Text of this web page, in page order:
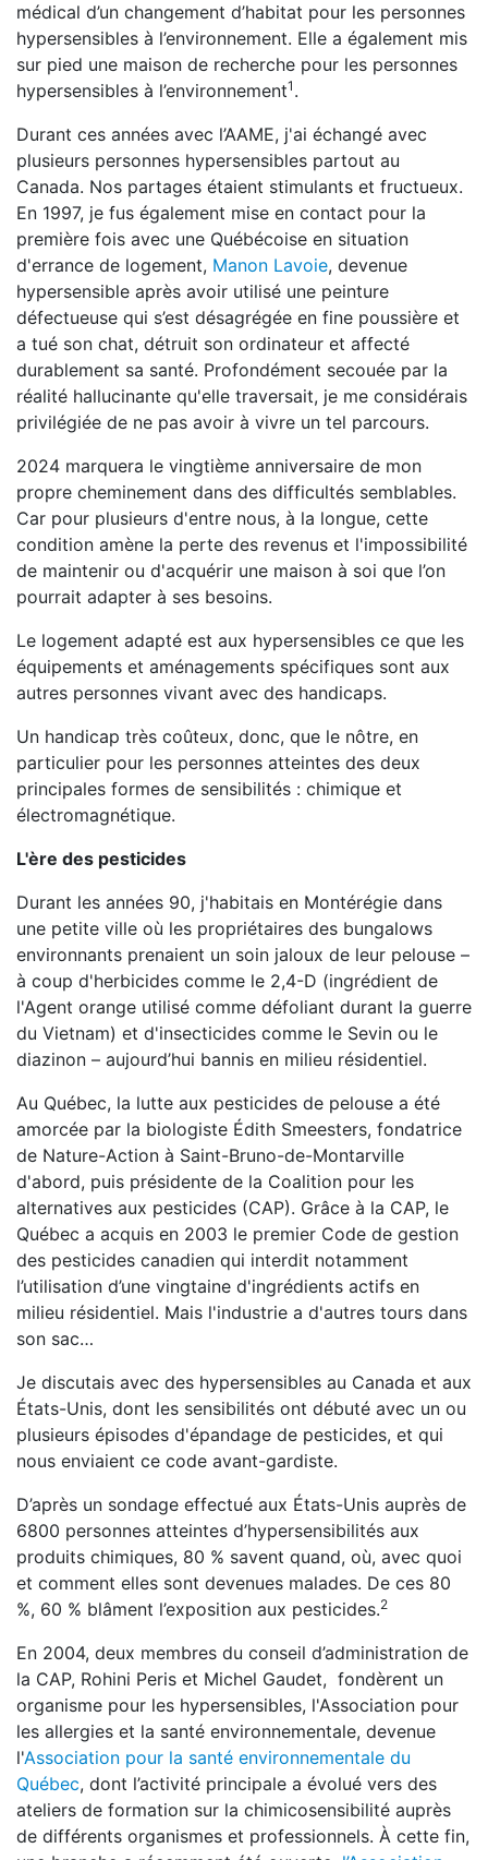
médical d’un changement d’habitat pour les personnes
hypersensibles à l’environnement. Elle a également mis
sur pied une maison de recherche pour les personnes
hypersensibles à l’environnement1 .
Durant ces années avec l’AAME, j'ai échangé avec
plusieurs personnes hypersensibles partout au
Canada. Nos partages étaient stimulants et fructueux.
En 1997, je fus également mise en contact pour la
première fois avec une Québécoise en situation
d'errance de logement, Manon Lavoie, devenue
hypersensible après avoir utilisé une peinture
défectueuse qui s’est désagrégée en fine poussière et
a tué son chat, détruit son ordinateur et affecté
durablement sa santé. Profondément secouée par la
réalité hallucinante qu'elle traversait, je me considérais
privilégiée de ne pas avoir à vivre un tel parcours.
2024 marquera le vingtième anniversaire de mon
propre cheminement dans des difficultés semblables.
Car pour plusieurs d'entre nous, à la longue, cette
condition amène la perte des revenus et l'impossibilité
de maintenir ou d'acquérir une maison à soi que l’on
pourrait adapter à ses besoins.
Le logement adapté est aux hypersensibles ce que les
équipements et aménagements spécifiques sont aux
autres personnes vivant avec des handicaps.
Un handicap très coûteux, donc, que le nôtre, en
particulier pour les personnes atteintes des deux
principales formes de sensibilités : chimique et
électromagnétique.
L'ère des pesticides
Durant les années 90, j'habitais en Montérégie dans
une petite ville où les propriétaires des bungalows
environnants prenaient un soin jaloux de leur pelouse –
à coup d'herbicides comme le 2,4-D (ingrédient de
l'Agent orange utilisé comme défoliant durant la guerre
du Vietnam) et d'insecticides comme le Sevin ou le
diazinon – aujourd’hui bannis en milieu résidentiel.
Au Québec, la lutte aux pesticides de pelouse a été
amorcée par la biologiste Édith Smeesters, fondatrice
de Nature-Action à Saint-Bruno-de-Montarville
d'abord, puis présidente de la Coalition pour les
alternatives aux pesticides (CAP). Grâce à la CAP, le
Québec a acquis en 2003 le premier Code de gestion
des pesticides canadien qui interdit notamment
l’utilisation d’une vingtaine d'ingrédients actifs en
milieu résidentiel. Mais l'industrie a d'autres tours dans
son sac…
Je discutais avec des hypersensibles au Canada et aux
États-Unis, dont les sensibilités ont débuté avec un ou
plusieurs épisodes d'épandage de pesticides, et qui
nous enviaient ce code avant-gardiste.
D’après un sondage effectué aux États-Unis auprès de
6800 personnes atteintes d’hypersensibilités aux
produits chimiques, 80 % savent quand, où, avec quoi
et comment elles sont devenues malades. De ces 80
%, 60 % blâment l’exposition aux pesticides.2
En 2004, deux membres du conseil d’administration de
la CAP, Rohini Peris et Michel Gaudet, fondèrent un
organisme pour les hypersensibles, l'Association pour
les allergies et la santé environnementale, devenue
l'Association pour la santé environnementale du
Québec, dont l’activité principale a évolué vers des
ateliers de formation sur la chimicosensibilité auprès
de différents organismes et professionnels. À cette fin,